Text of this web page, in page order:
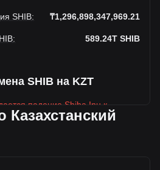
SHIB: ₸1,296,898,347,969.21
: 589.24T SHIB
SHIB на KZT
падение Shiba Inu к
Inu составляет ₸0.002201